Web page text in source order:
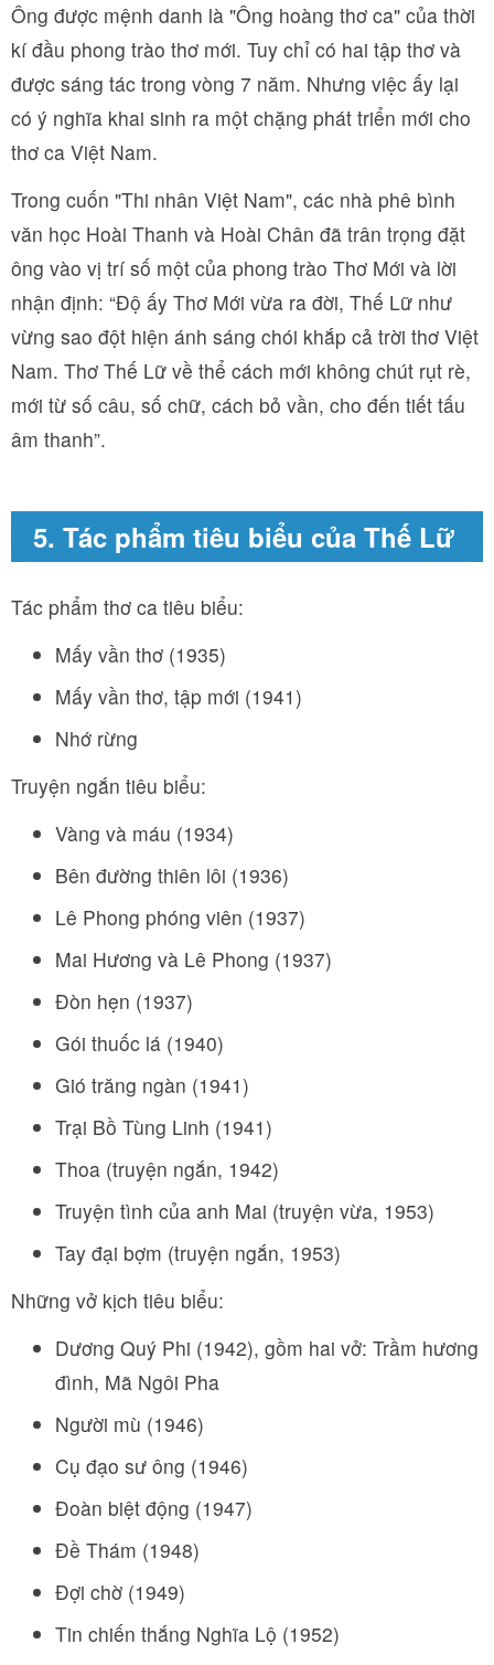
Ông được mệnh danh là "Ông hoàng thơ ca" của thời
kí đầu phong trào thơ mới. Tuy chỉ có hai tập thơ và
được sáng tác trong vòng 7 năm. Nhưng việc ấy lại
có ý nghĩa khai sinh ra một chặng phát triển mới cho
thơ ca Việt Nam.
Trong cuốn "Thi nhân Việt Nam", các nhà phê bình
văn học Hoài Thanh và Hoài Chân đã trân trọng đặt
ông vào vị trí số một của phong trào Thơ Mới và lời
nhận định: “Độ ấy Thơ Mới vừa ra đời, Thế Lữ như
vừng sao đột hiện ánh sáng chói khắp cả trời thơ Việt
Nam. Thơ Thế Lữ về thể cách mới không chút rụt rè,
mới từ số câu, số chữ, cách bỏ vần, cho đến tiết tấu
âm thanh”.
5. Tác phẩm tiêu biểu của Thế Lữ
Tác phẩm thơ ca tiêu biểu:
Mấy vần thơ (1935)
Mấy vần thơ, tập mới (1941)
Nhớ rừng
Truyện ngắn tiêu biểu:
Vàng và máu (1934)
Bên đường thiên lôi (1936)
Lê Phong phóng viên (1937)
Mai Hương và Lê Phong (1937)
Đòn hẹn (1937)
Gói thuốc lá (1940)
Gió trăng ngàn (1941)
Trại Bồ Tùng Linh (1941)
Thoa (truyện ngắn, 1942)
Truyện tình của anh Mai (truyện vừa, 1953)
Tay đại bợm (truyện ngắn, 1953)
Những vở kịch tiêu biểu:
Dương Quý Phi (1942), gồm hai vở: Trầm hương
đình, Mã Ngôi Pha
Người mù (1946)
Cụ đạo sư ông (1946)
Đoàn biệt động (1947)
Đề Thám (1948)
Đợi chờ (1949)
Tin chiến thắng Nghĩa Lộ (1952)